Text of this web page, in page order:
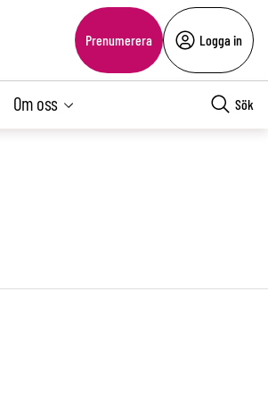
Prenumerera Logga in
Om oss Sök